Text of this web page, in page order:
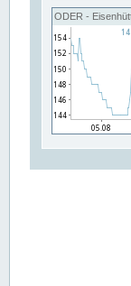
ODER -